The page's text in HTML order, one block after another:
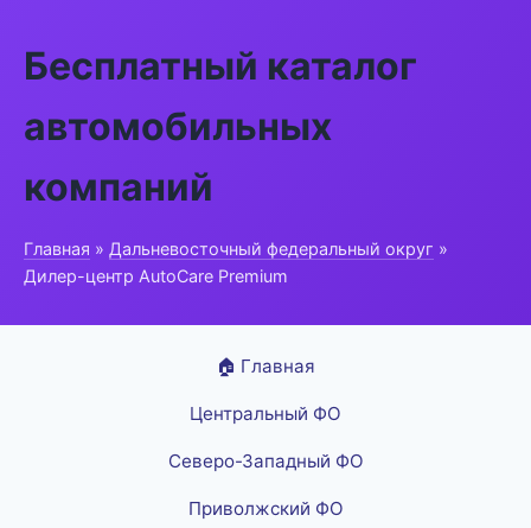
Бесплатный каталог
автомобильных
компаний
Главная » Дальневосточный федеральный округ »
Дилер-центр AutoCare Premium
🏠 Главная
Центральный ФО
Северо-Западный ФО
Приволжский ФО